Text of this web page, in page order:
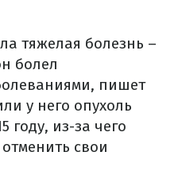
тяжелая болезнь –
болел
пишет
у него опухоль
году, из-за чего
свои